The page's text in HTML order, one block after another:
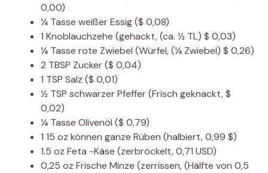
0,00)
¼ Tasse weißer Essig($ 0,08)
1 Knoblauchzehe (gehackt, (ca. ½ TL) $ 0,03)
¼ Tasse rote Zwiebel (Würfel, (¼ Zwiebel) $ 0,26)
2 TBSP Zucker($ 0,04)
1 TSP Salz ($ 0,01)
½ TSP schwarzer Pfeffer(Frisch geknackt, $
0,02)
¼ Tasse Olivenöl ($ 0,79)
1 15 oz können ganze Rüben (halbiert, 0,99 $)
1.5 oz Feta -Käse (zerbröckelt, 0,71 USD)
0,25 oz Frische Minze (zerrissen, (Hälfte von 0,5